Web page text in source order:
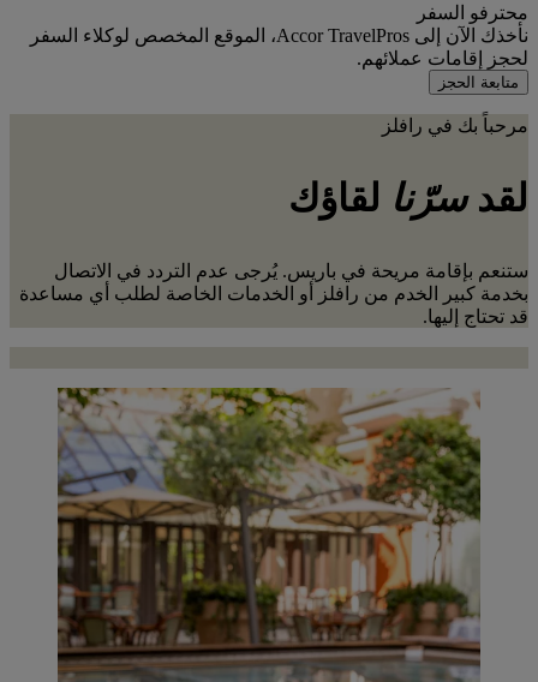
محترفو السفر
نأخذك الآن إلى Accor TravelPros، الموقع المخصص لوكلاء السفر
لحجز إقامات عملائهم.
متابعة الحجز
مرحباً بك في رافلز
لقد سرّنا لقاؤك
ستنعم بإقامة مريحة في باريس. يُرجى عدم التردد في الاتصال
بخدمة كبير الخدم من رافلز أو الخدمات الخاصة لطلب أي مساعدة
قد تحتاج إليها.